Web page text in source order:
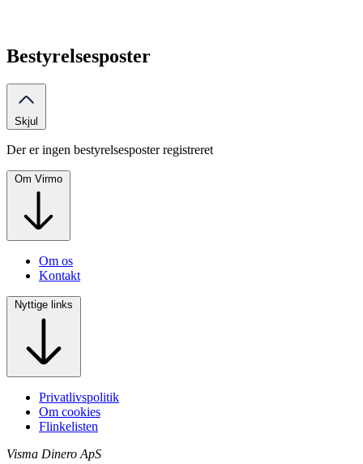
Bestyrelsesposter
Skjul
Der er ingen bestyrelsesposter registreret
Om Virmo
Om os
Kontakt
Nyttige links
Privatlivspolitik
Om cookies
Flinkelisten
Visma Dinero ApS